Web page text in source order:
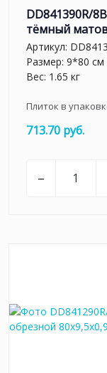
DD841390R/
тёмный
Артикул:
Размер: 9*80 см
Вес: 1.65 кг
Плиток в
713.70 руб.
–